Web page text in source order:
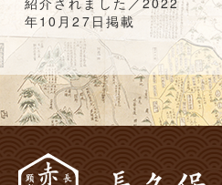
ー
シ
ョ
ン
年10月27日掲載